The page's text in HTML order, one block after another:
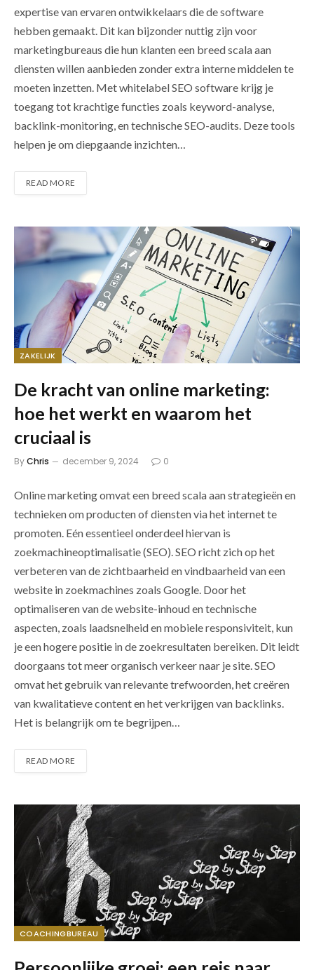
expertise van ervaren ontwikkelaars die de software
hebben gemaakt. Dit kan bijzonder nuttig zijn voor
marketingbureaus die hun klanten een breed scala aan
diensten willen aanbieden zonder extra interne middelen te
moeten inzetten. Met whitelabel SEO software krijg je
toegang tot krachtige functies zoals keyword-analyse,
backlink-monitoring, en technische SEO-audits. Deze tools
helpen je om diepgaande inzichten…
READ MORE
ZAKELIJK
De kracht van online marketing:
hoe het werkt en waarom het
cruciaal is
ByChris december 9, 2024 0
Online marketing omvat een breed scala aan strategieën en
technieken om producten of diensten via het internet te
promoten. Eén essentieel onderdeel hiervan is
zoekmachineoptimalisatie (SEO). SEO richt zich op het
verbeteren van de zichtbaarheid en vindbaarheid van een
website in zoekmachines zoals Google. Door het
optimaliseren van de website-inhoud en technische
aspecten, zoals laadsnelheid en mobiele responsiviteit, kun
je een hogere positie in de zoekresultaten bereiken. Dit leidt
doorgaans tot meer organisch verkeer naar je site. SEO
omvat het gebruik van relevante trefwoorden, het creëren
van kwalitatieve content en het verkrijgen van backlinks.
Het is belangrijk om te begrijpen…
READ MORE
COACHINGBUREAU